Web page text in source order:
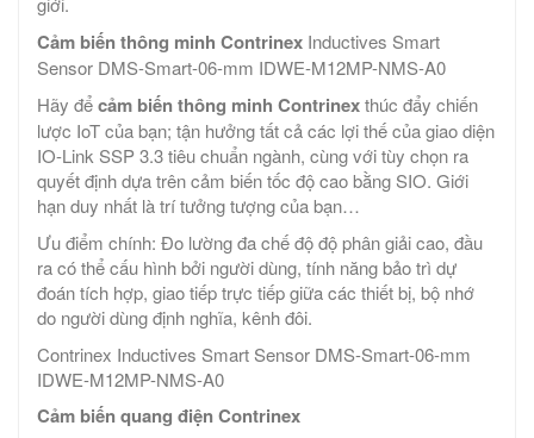
Cảm biến thông minh Contrinex Inductives Smart
Sensor DMS-Smart-06-mm IDWE-M12MP-NMS-A0
Hãy đểcảm biến thông minh Contrinexthúc đẩy chiến
lược IoT của bạn; tận hưởng tất cả các lợi thế của giao diện
IO-Link SSP 3.3 tiêu chuẩn ngành, cùng với tùy chọn ra
quyết định dựa trên cảm biến tốc độ cao bằng SIO. Giới
hạn duy nhất là trí tưởng tượng của bạn…
Ưu điểm chính: Đo lường đa chế độ độ phân giải cao, đầu
ra có thể cấu hình bởi người dùng, tính năng bảo trì dự
đoán tích hợp, giao tiếp trực tiếp giữa các thiết bị, bộ nhớ
do người dùng định nghĩa, kênh đôi.
Contrinex Inductives Smart Sensor DMS-Smart-06-mm
IDWE-M12MP-NMS-A0
Cảm biến quang điệnContrinex